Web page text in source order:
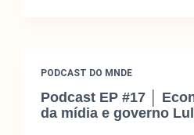
PODCAST DO MNDE
Podcast EP #17 │
da mídia e governo